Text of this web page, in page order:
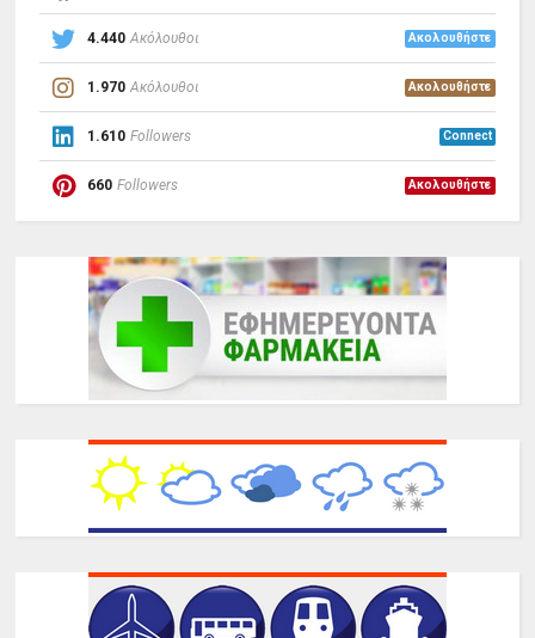
4.440 Ακόλουθοι Ακολουθήστε
1.970 Ακόλουθοι Ακολουθήστε
1.610 Followers Connect
660 Followers Ακολουθήστε